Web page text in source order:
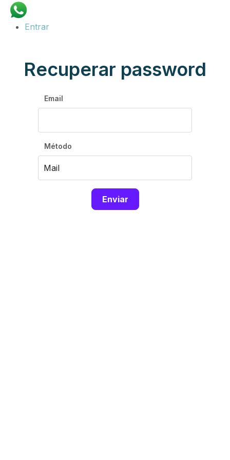
Entrar
Recuperar password
Email
Método
Enviar